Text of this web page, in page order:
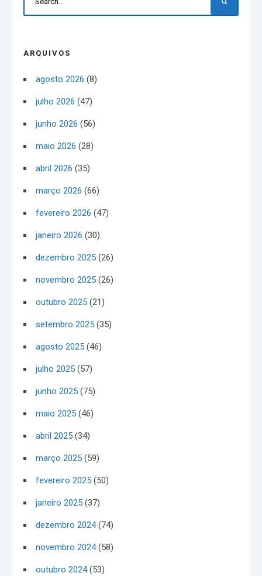
ARQUIVOS
agosto 2026 (8)
julho 2026 (47)
junho 2026 (56)
maio 2026 (28)
abril 2026 (35)
março 2026 (66)
fevereiro 2026 (47)
janeiro 2026 (30)
dezembro 2025 (26)
novembro 2025 (26)
outubro 2025 (21)
setembro 2025 (35)
agosto 2025 (46)
julho 2025 (57)
junho 2025 (75)
maio 2025 (46)
abril 2025 (34)
março 2025 (59)
fevereiro 2025 (50)
janeiro 2025 (37)
dezembro 2024(74)
novembro 2024(58)
outubro 2024(53)